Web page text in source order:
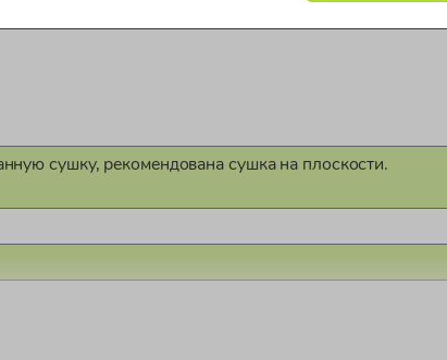
сушку, рекомендована сушка на плоскости.